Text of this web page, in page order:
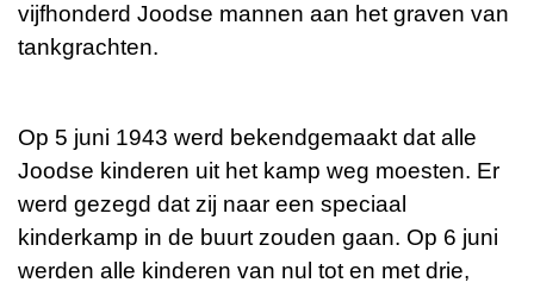
vijfhonderd Joodse mannen aan het graven van
tankgrachten.
Op 5 juni 1943 werd bekendgemaakt dat alle
Joodse kinderen uit het kamp weg moesten. Er
werd gezegd dat zij naar een speciaal
kinderkamp in de buurt zouden gaan. Op 6 juni
werden alle kinderen van nul tot en met drie,